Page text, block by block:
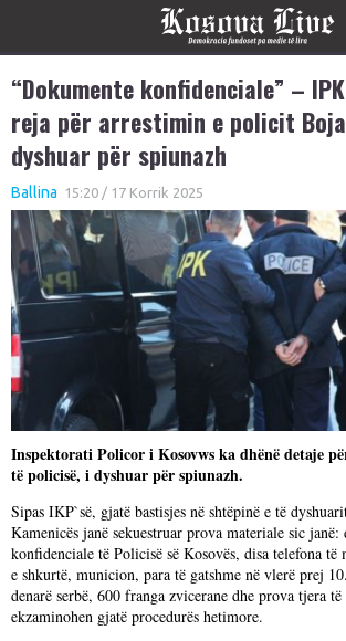
“Dokumente konfidenciale” –
reja për arrestimin e policit
dyshuar për spiunazh
Ballina 15:20 / 17 Korrik 2025
Inspektorati Policor i Kosovws ka dhënë detaje
të policisë, i dyshuar për spiunazh.
Sipas IKP`së, gjatë bastisjes në shtëpinë e të
Kamenicës janë sekuestruar prova materiale sic janë:
konfidenciale të Policisë së Kosovës, disa telefona të
e shkurtë, municion, para të gatshme në vlerë prej
denarë serbë, 600 franga zvicerane dhe prova tjera
ekzaminohen gjatë procedurës hetimore.